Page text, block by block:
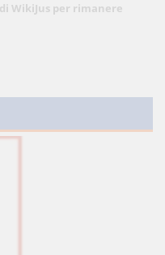
WikiJus per rimanere